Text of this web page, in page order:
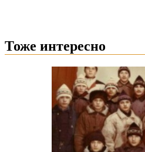
Тоже интересно